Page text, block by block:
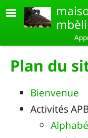
Aller au contenu
Plan du
Bienvenue
Activités